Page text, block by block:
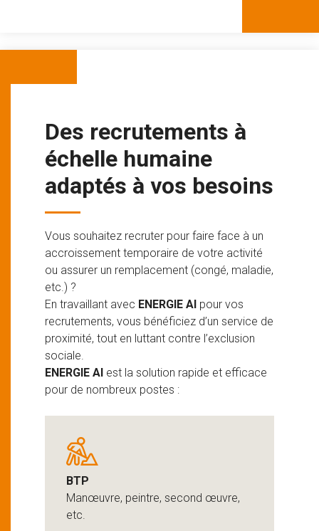
Des recrutements à
échelle humaine
adaptés à vos besoins
Vous souhaitez recruter pour faire face à un
accroissement temporaire de votre activité
ou assurer un remplacement (congé, maladie,
etc.) ?
En travaillant avec ENERGIE AI pour vos
recrutements, vous bénéficiez d’un service de
proximité, tout en luttant contre l’exclusion
sociale.
ENERGIE AI est la solution rapide et efficace
pour de nombreux postes :
BTP
Manœuvre, peintre, second œuvre,
etc.